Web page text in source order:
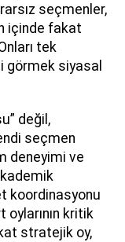
seçmenler,
içinde fakat
tek
görmek siyasal
değil,
seçmen
deneyimi ve
koordinasyonu
kritik
stratejik oy,